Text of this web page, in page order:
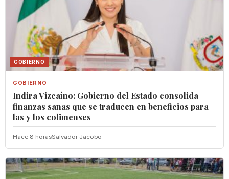
GOBIERNO
GOBIERNO
Indira Vizcaíno: Gobierno del Estado consolida
finanzas sanas que se traducen en beneficios para
las y los colimenses
Hace 8 horasSalvador Jacobo